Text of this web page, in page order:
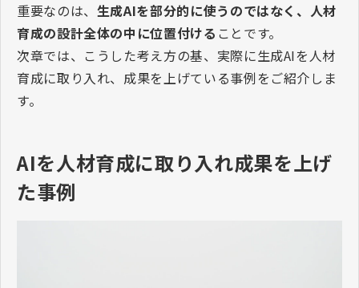
重要なのは、 生成AIを部分的に使うのではなく、人材
育成の設計全体の中に位置付ける ことです。
次章では、こうした考え方の基、実際に生成AIを人材
育成に取り入れ、成果を上げている事例をご紹介しま
す。
AIを人材育成に取り入れ成果を上げ
た事例